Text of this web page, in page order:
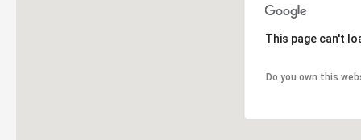
This page can't
Do you own this